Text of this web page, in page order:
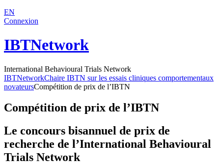
EN
Connexion
IBTNetwork
International Behavioural Trials Network
IBTNetworkChaire IBTN sur les essais cliniques comportementaux
novateursCompétition de prix de l’IBTN
Compétition de prix de l’IBTN
Le concours bisannuel de prix de
recherche de l’International Behavioural
Trials Network